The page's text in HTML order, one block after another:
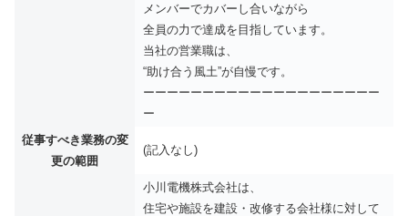
メンバーでカバーし合いながら
全員の力で達成を目指しています。
当社の営業職は、
“助け合う風土”が自慢です。
ーーーーーーーーーーーーーーーーーーーー
ー
従事すべき業務の変
更の範囲
(記入なし)
小川電機株式会社は、
住宅や施設を建設・改修する会社様に対して